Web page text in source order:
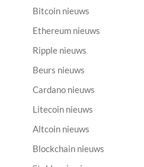
Bitcoin nieuws
Ethereum nieuws
Ripple nieuws
Beurs nieuws
Cardano nieuws
Litecoin nieuws
Altcoin nieuws
Blockchain nieuws